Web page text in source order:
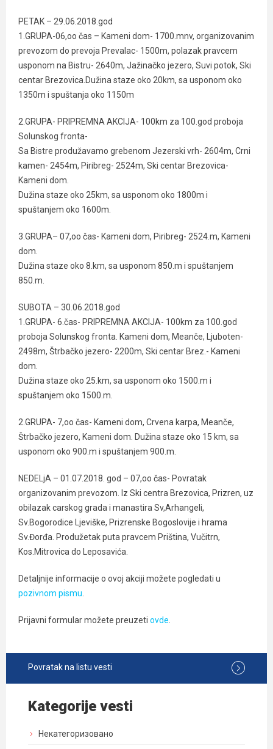
PETAK – 29.06.2018.god
1.GRUPA-06,oo čas – Kameni dom- 1700.mnv, organizovanim
prevozom do prevoja Prevalac- 1500m, polazak pravcem
usponom na Bistru- 2640m, Jažinačko jezero, Suvi potok, Ski
centar Brezovica.Dužina staze oko 20km, sa usponom oko
1350m i spuštanja oko 1150m
2.GRUPA- PRIPREMNA AKCIJA- 100km za 100.god proboja
Solunskog fronta-
Sa Bistre produžavamo grebenom Jezerski vrh- 2604m, Crni
kamen- 2454m, Piribreg- 2524m, Ski centar Brezovica-
Kameni dom.
Dužina staze oko 25km, sa usponom oko 1800m i
spuštanjem oko 1600m.
3.GRUPA– 07,oo čas- Kameni dom, Piribreg- 2524.m, Kameni
dom.
Dužina staze oko 8.km, sa usponom 850.m i spuštanjem
850.m.
SUBOTA – 30.06.2018.god
1.GRUPA- 6.čas- PRIPREMNA AKCIJA- 100km za 100.god
proboja Solunskog fronta. Kameni dom, Meanče, Ljuboten-
2498m, Štrbačko jezero- 2200m, Ski centar Brez.- Kameni
dom.
Dužina staze oko 25.km, sa usponom oko 1500.m i
spuštanjem oko 1500.m.
2.GRUPA- 7,oo čas- Kameni dom, Crvena karpa, Meanče,
Štrbačko jezero, Kameni dom. Dužina staze oko 15 km, sa
usponom oko 900.m i spuštanjem 900.m.
NEDELjA – 01.07.2018. god – 07,oo čas- Povratak
organizovanim prevozom. Iz Ski centra Brezovica, Prizren, uz
obilazak carskog grada i manastira Sv,Arhangeli,
Sv.Bogorodice Ljeviške, Prizrenske Bogoslovije i hrama
Sv.Đorđa. Produžetak puta pravcem Priština, Vučitrn,
Kos.Mitrovica do Leposavića.
Detaljnije informacije o ovoj akciji možete pogledati u
pozivnom pismu
Prijavni formular možete preuzeti ovde
Povratak na listu vesti
Kategorije vesti
Некатегоризовано